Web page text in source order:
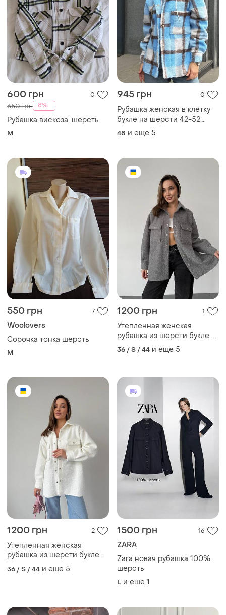
600 грн 0
650 грн -8%
Рубашка вискоза, шерсть
M
945 грн 0
Рубашка женская в клетку
букле на шерсти 42-52
razg6260-4216yве
48 и еще 5
550 грн 7
Woolovers
Сорочка тонка шерсть
M
1200 грн 1
Утепленная женская
рубашка из шерсти букле.
на осень-весну
36 / S / 44 и еще 5
1200 грн 2
Утепленная женская
рубашка из шерсти букле.
на осень-весну
36 / S / 44 и еще 5
1500 грн 16
ZARA
Zara новая рубашка 100%
шерсть
L и еще 1